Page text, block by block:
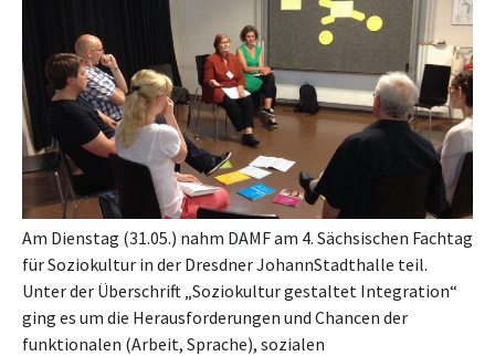
Am Dienstag (31.05.) nahm DAMF am 4. Sächsischen Fachtag
für Soziokultur in der Dresdner JohannStadthalle teil.
Unter der Überschrift „Soziokultur gestaltet Integration“
ging es um die Herausforderungen und Chancen der
funktionalen (Arbeit, Sprache), sozialen